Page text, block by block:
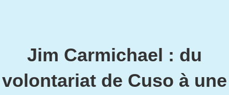
Jim Carmichael : du
volontariat de Cuso à une